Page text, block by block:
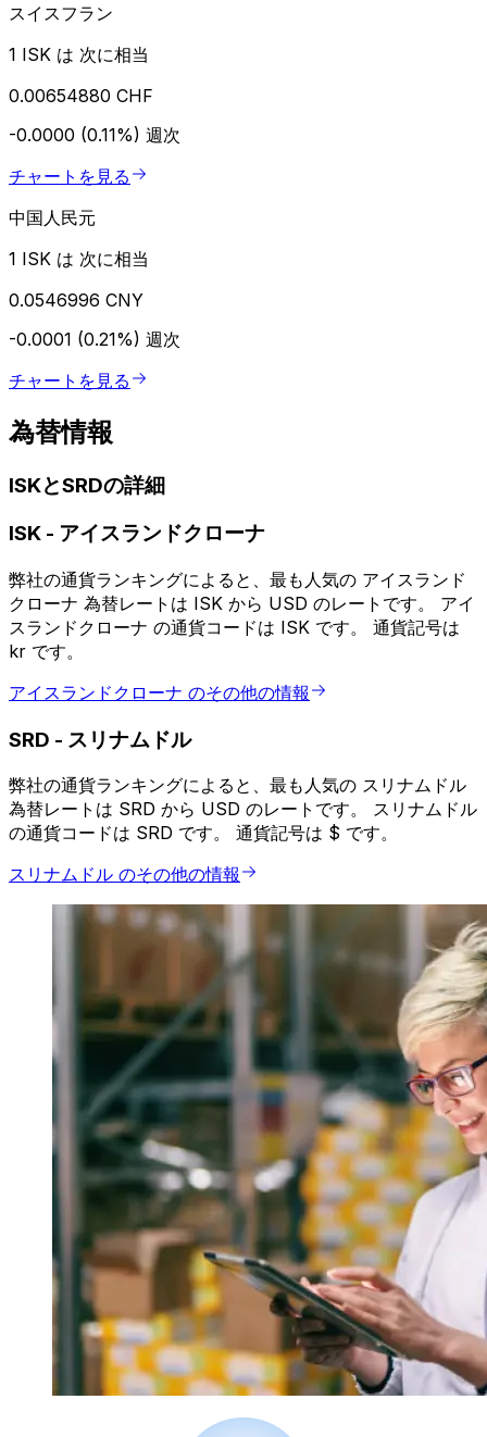
スイスフラン
1 ISK は 次に相当
0.00654880 CHF
-0.0000 (0.11%) 週次
チャートを見る
中国人民元
1 ISK は 次に相当
0.0546996 CNY
-0.0001 (0.21%) 週次
チャートを見る
為替情報
ISKとSRDの詳細
ISK - アイスランドクローナ
弊社の通貨ランキングによると、最も人気の アイスランド
クローナ 為替レートは ISK から USD のレートです。 アイ
スランドクローナ の通貨コードは ISK です。 通貨記号は
kr です。
アイスランドクローナ のその他の情報
SRD - スリナムドル
弊社の通貨ランキングによると、最も人気の スリナムドル
為替レートは SRD から USD のレートです。 スリナムドル
の通貨コードは SRD です。 通貨記号は $ です。
スリナムドル のその他の情報